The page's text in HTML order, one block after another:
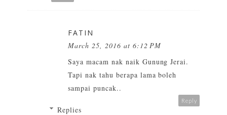
FATIN
March 25, 2016 at 6:12 PM
Saya macam nak naik Gunung Jerai.
Tapi nak tahu berapa lama boleh
sampai puncak..
Reply
Replies